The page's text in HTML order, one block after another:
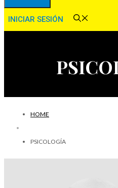
INICIAR SESIÓN
HOME
PSICOLOGÍA